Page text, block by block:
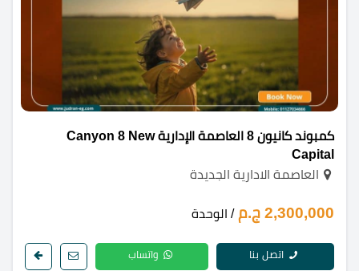
كمبوند كانيون 8 العاصمة الإدارية Canyon 8 New
Capital
العاصمة الادارية الجديدة
2,300,000 ج.م / الوحدة
اتصل بنا واتساب